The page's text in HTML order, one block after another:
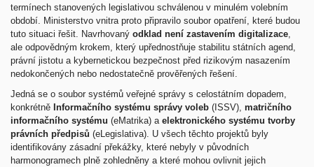
termínech stanovených legislativou schválenou v minulém volebním
období. Ministerstvo vnitra proto připravilo soubor opatření, které budou
tuto situaci řešit. Navrhovaný odklad není zastavením digitalizace
ale odpovědným krokem, který upřednostňuje stabilitu státních agend,
právní jistotu a kybernetickou bezpečnost před rizikovým nasazením
nedokončených nebo nedostatečně prověřených řešení.
Jedná se o soubor systémů veřejné správy s celostátním dopadem,
konkrétně Informačního systému správy voleb (ISSV), matričního
informačního systému (eMatrika) a elektronického systému tvorby
právních předpisů (eLegislativa). U všech těchto projektů byly
identifikovány zásadní překážky, které nebyly v původních
harmonogramech plně zohledněny a které mohou ovlivnit jejich